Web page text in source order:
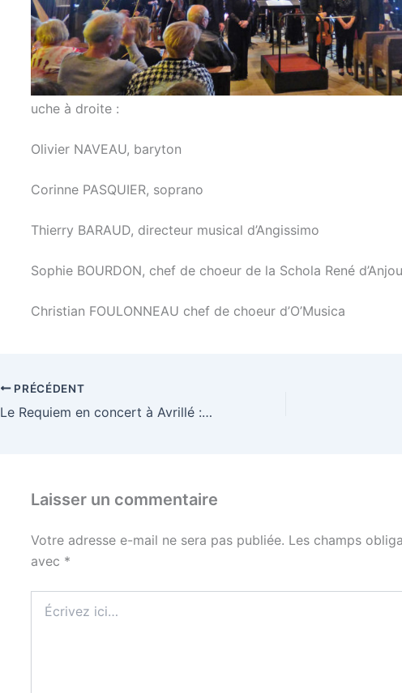
uche à droite :
Olivier NAVEAU, baryton
Corinne PASQUIER, soprano
Thierry BARAUD, directeur musical d’Angissimo
Sophie BOURDON, chef de choeur de la Schola René d’Anjou
Christian FOULONNEAU chef de choeur d’O’Musica
PRÉCÉDENT
Le Requiem en concert à Avrillé : un succès !
Laisser un commentaire
Votre adresse e-mail ne sera pas publiée. Les champs
avec *
ici…